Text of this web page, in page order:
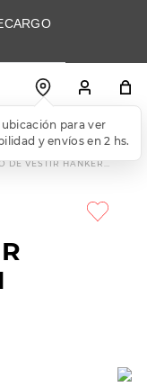
para ver
y envíos en 2 hs.
DE VESTIR HANKER
MÁS
slip-ins